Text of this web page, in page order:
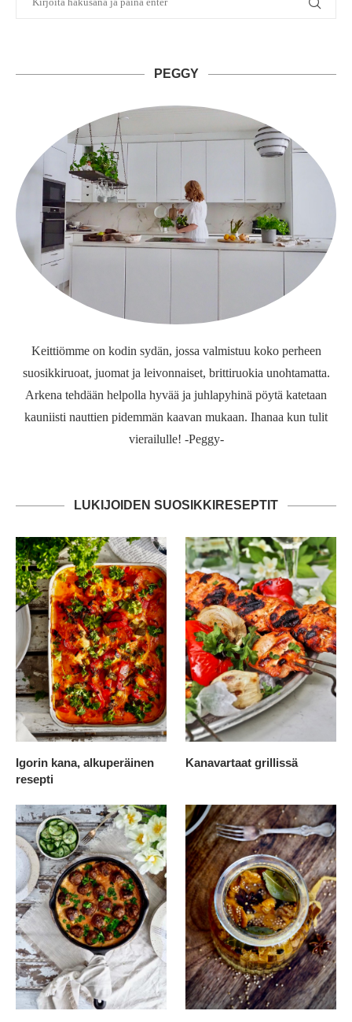
PEGGY
Keittiömme on kodin sydän, jossa valmistuu koko perheen
suosikkiruoat, juomat ja leivonnaiset, brittiruokia unohtamatta.
Arkena tehdään helpolla hyvää ja juhlapyhinä pöytä katetaan
kauniisti nauttien pidemmän kaavan mukaan. Ihanaa kun tulit
vierailulle! -Peggy-
LUKIJOIDEN SUOSIKKIRESEPTIT
Igorin kana, alkuperäinen
resepti
Kanavartaat grillissä